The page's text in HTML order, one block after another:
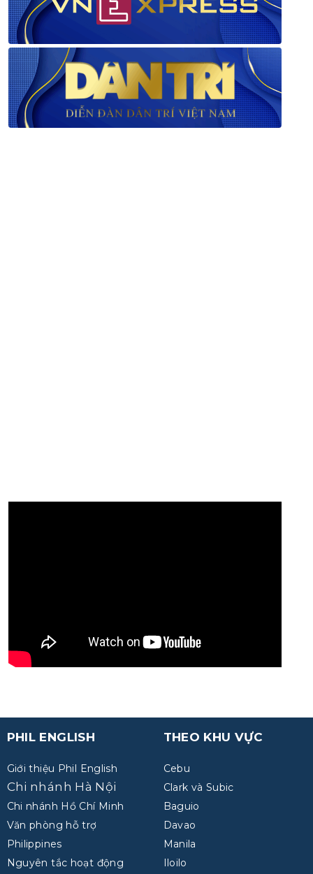
PHIL ENGLISH
Giới thiệu Phil English
Chi nhánh Hà Nội
Chi nhánh Hồ Chí Minh
Văn phòng hỗ trợ
Philippines
Nguyên tắc hoạt động
THEO KHU VỰC
Cebu
Clark và Subic
Baguio
Davao
Manila
Iloilo